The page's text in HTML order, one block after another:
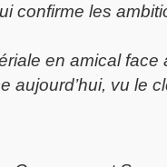
confirme les
en amical face
aujourd’hui, vu le